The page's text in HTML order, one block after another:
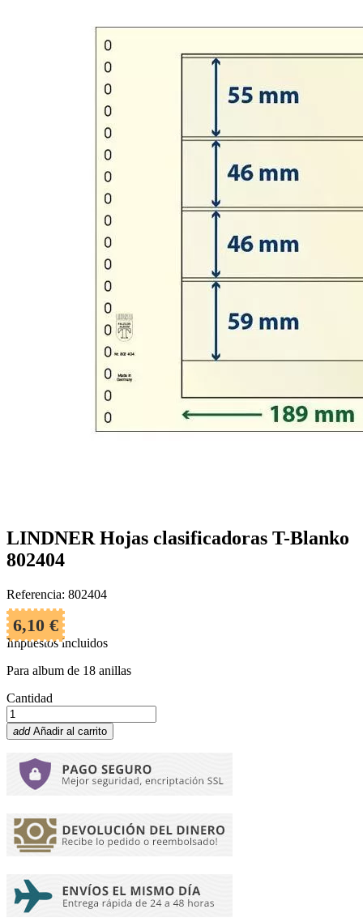
LINDNER Hojas clasificadoras T-Blanko
802404
Referencia: 802404
6,10 €
Impuestos incluidos
Para album de 18 anillas
Cantidad
add Añadir al carrito